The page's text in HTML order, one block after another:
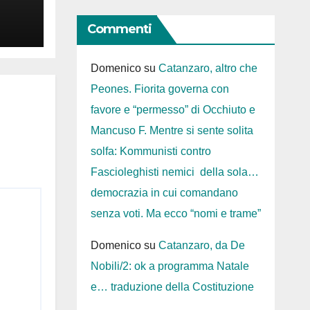
Commenti
Domenicosu Catanzaro, altro che
Peones. Fiorita governa con
favore e “permesso” di Occhiuto e
Mancuso F. Mentre si sente solita
solfa: Kommunisti contro
Fascioleghisti nemici della sola…
democrazia in cui comandano
senza voti. Ma ecco “nomi e trame”
Domenicosu Catanzaro, da De
Nobili/2: ok a programma Natale
e… traduzione della Costituzione